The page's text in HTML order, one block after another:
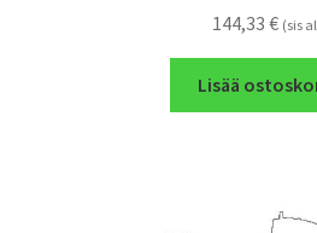
144,33 € (sis
Lisää